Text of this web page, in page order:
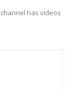
has videos